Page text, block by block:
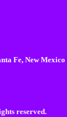
Fe, New Mexico
reserved.